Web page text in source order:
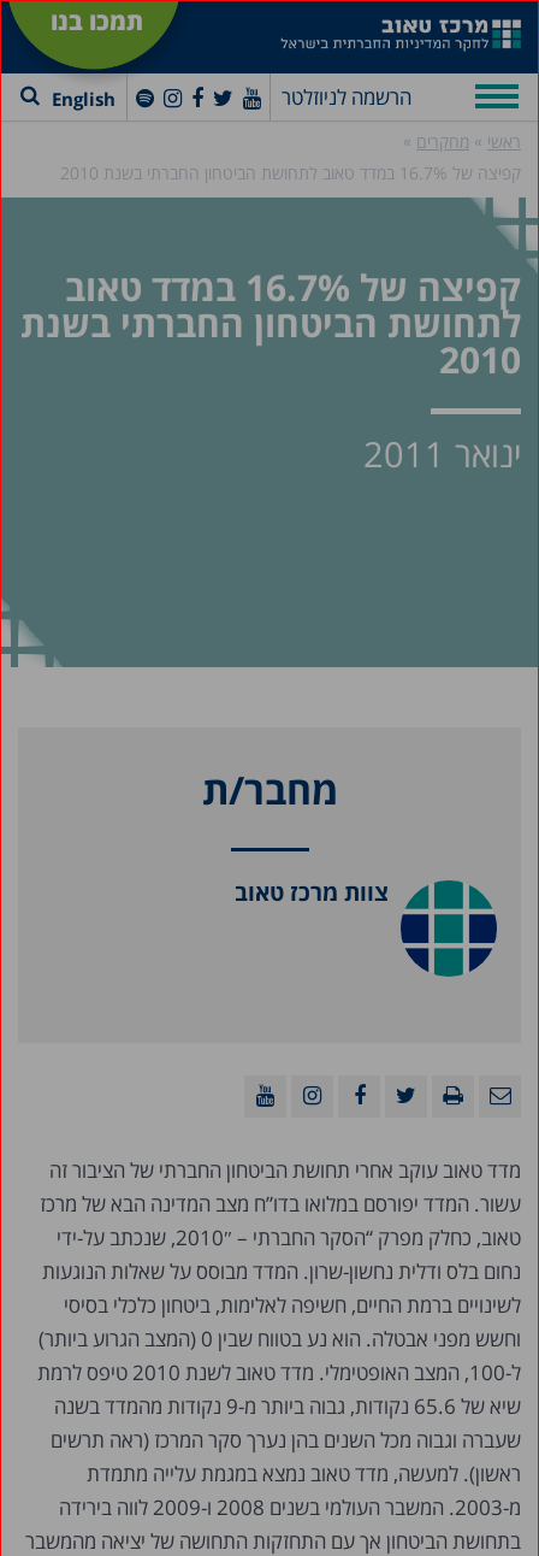
תמכו בנו
הרשמה לניוזלטר English
ראשי » מחקרים »
קפיצה של 16.7% במדד טאוב לתחושת הביטחון החברתי בשנת 2010
קפיצה של 16.7% במדד טאוב
לתחושת הביטחון החברתי בשנת
2010
ינואר 2011
מחבר/ת
צוות מרכז טאוב
מדד טאוב עוקב אחרי תחושת הביטחון החברתי של הציבור זה
עשור. המדד יפורסם במלואו בדו”ח מצב המדינה הבא של מרכז
טאוב, כחלק מפרק “הסקר החברתי – 2010″, שנכתב על-ידי
נחום בלס ודלית נחשון-שרון. המדד מבוסס על שאלות הנוגעות
לשינויים ברמת החיים, חשיפה לאלימות, ביטחון כלכלי בסיסי
וחשש מפני אבטלה. הוא נע בטווח שבין 0 (המצב הגרוע ביותר)
ל-100, המצב האופטימלי. מדד טאוב לשנת 2010 טיפס לרמת
שיא של 65.6 נקודות, גבוה ביותר מ-9 נקודות מהמדד בשנה
שעברה וגבוה מכל השנים בהן נערך סקר המרכז (ראה תרשים
ראשון). למעשה, מדד טאוב נמצא במגמת עלייה מתמדת
מ-2003. המשבר העולמי בשנים 2008 ו-2009 לווה בירידה
בתחושת הביטחון אך עם התחזקות התחושה של יציאה מהמשבר